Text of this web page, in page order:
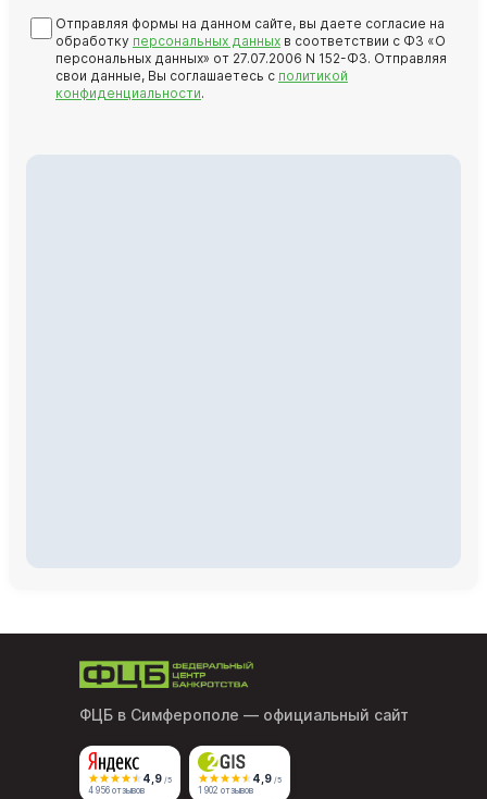
Отправляя формы на данном сайте, вы даете согласие на
обработку персональных данных в соответствии с ФЗ «О
персональных данных» от 27.07.2006 N 152-ФЗ. Отправляя
свои данные, Вы соглашаетесь с политикой
конфиденциальности.
ФЦБ в Симферополе — официальный сайт
4,9 /5
4 956 отзывов
4,9 /5
1 902 отзывов